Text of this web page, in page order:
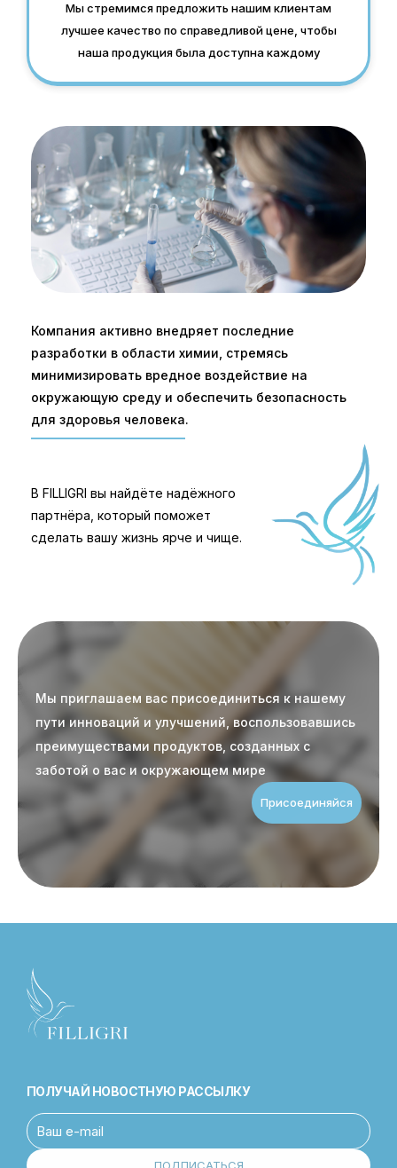
Мы стремимся предложить нашим клиентам
лучшее качество по справедливой цене, чтобы
наша продукция была доступна каждому
Компания активно внедряет последние
разработки в области химии, стремясь
минимизировать вредное воздействие на
окружающую среду и обеспечить безопасность
для здоровья человека.
В FILLIGRI вы найдёте надёжного
партнёра, который поможет
сделать вашу жизнь ярче и чище.
Мы приглашаем вас присоединиться к нашему
пути инноваций и улучшений, воспользовавшись
преимуществами продуктов, созданных с
заботой о вас и окружающем мире
Присоединяйся
ПОЛУЧАЙ НОВОСТНУЮ РАССЫЛКУ